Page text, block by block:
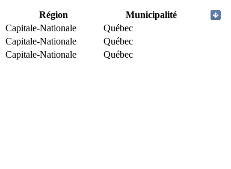
Région Municipalité
Capitale-Nationale
Québec
Capitale-Nationale
Québec
Capitale-Nationale Québec